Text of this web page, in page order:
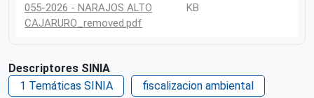
055-2026 - NARAJOS ALTO
CAJARURO_removed.pdf
KB
Descriptores SINIA
1 Temáticas SINIA
fiscalizacion ambiental